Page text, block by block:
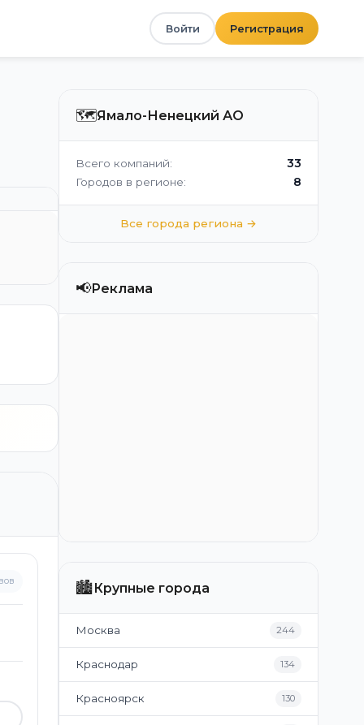
Войти Регистрация
🗺️Ямало-Ненецкий АО
Всего компаний: 33
Городов в регионе: 8
Все города региона →
📢Реклама
🏙️Крупные города
Москва 244
Краснодар 134
Красноярск 130